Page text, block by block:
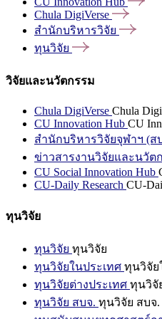
Chula DigiVerse
สำนักบริหารวิจัย
ทุนวิจัย
วิจัยและนวัตกรรม
Chula DigiVerse Chula
CU Innovation Hub CU
สำนักบริหารวิจัยจุฬาฯ (ส
ข่าวสารงานวิจัยและนวัต
CU Social Innovation Hub
CU-Daily Research CU-
ทุนวิจัย
ทุนวิจัย ทุนวิจัย
ทุนวิจัยในประเทศ ทุนวิจัย
ทุนวิจัยต่างประเทศ ทุนวิจั
ทุนวิจัย สบจ. ทุนวิจัย สบจ.